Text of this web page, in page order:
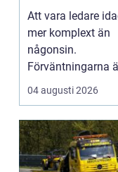
vardagen
Att vara ledare
mer komplext än
någonsin.
Förväntningarna
04 augusti 2026